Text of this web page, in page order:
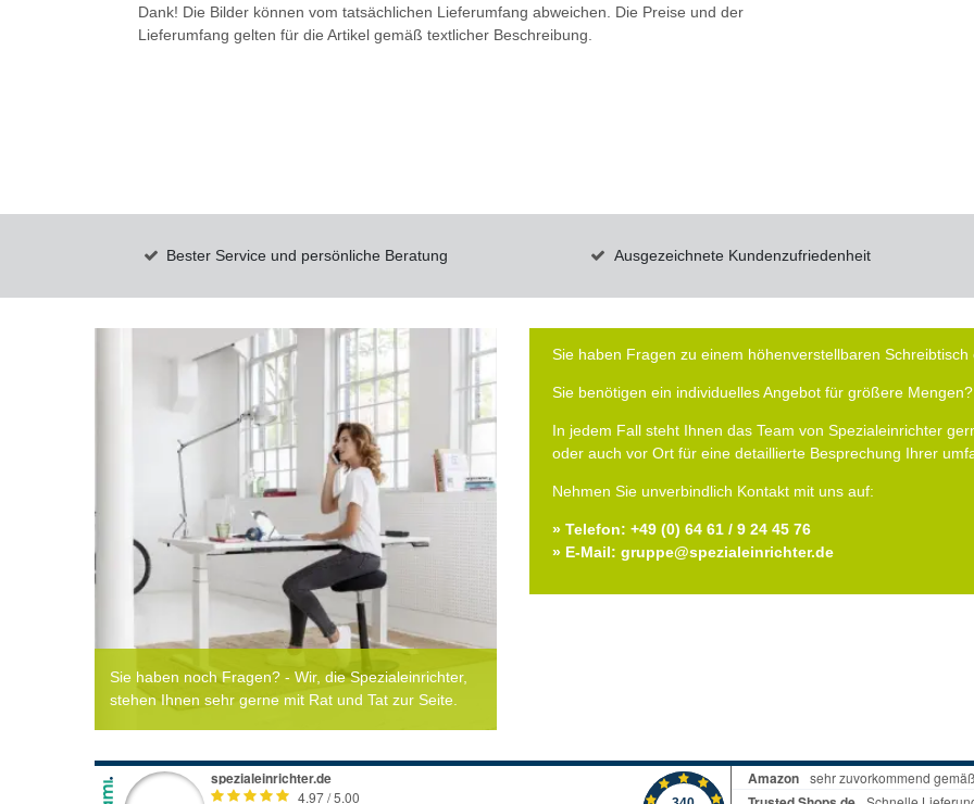
Dank! Die Bilder können vom tatsächlichen Lieferumfang abweichen. Die Preise und der
Lieferumfang gelten für die Artikel gemäß textlicher Beschreibung.
Bester Service und persönliche Beratung Ausgezeichnete Kundenzufriedenheit
Sie haben noch Fragen? - Wir, die Spezialeinrichter,
stehen Ihnen sehr gerne mit Rat und Tat zur Seite.
Sie haben Fragen zu einem höhenverstellbaren
Sie benötigen ein individuelles Angebot für größere Mengen?
In jedem Fall steht Ihnen das Team von Spezialeinrichter
oder auch vor Ort für eine detaillierte Besprechung Ihrer
Nehmen Sie unverbindlich Kontakt mit uns auf:
» Telefon: +49 (0) 64 61 / 9 24 45 76
» E-Mail: gruppe@spezialeinrichter.de